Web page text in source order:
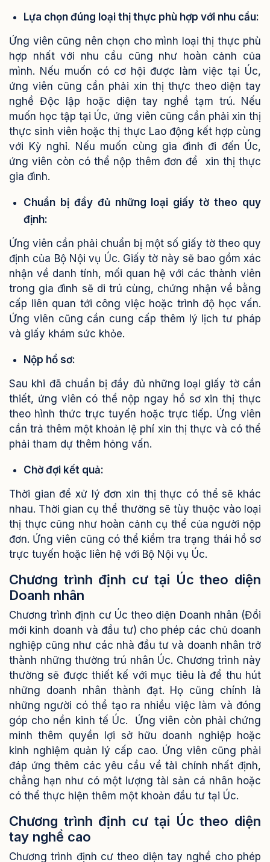
Lựa chọn đúng loại thị thực phù hợp với nhu cầu:
Ứng viên cũng nên chọn cho mình loại thị thực phù
hợp nhất với nhu cầu cũng như hoàn cảnh của
mình. Nếu muốn có cơ hội được làm việc tại Úc,
ứng viên cũng cần phải xin thị thực theo diện tay
nghề Độc lập hoặc diện tay nghề tạm trú. Nếu
muốn học tập tại Úc, ứng viên cũng cần phải xin thị
thực sinh viên hoặc thị thực Lao động kết hợp cùng
với Kỳ nghỉ. Nếu muốn cùng gia đình đi đến Úc,
ứng viên còn có thể nộp thêm đơn để xin thị thực
gia đình.
Chuẩn bị đầy đủ những loại giấy tờ theo quy
định:
Ứng viên cần phải chuẩn bị một số giấy tờ theo quy
định của Bộ Nội vụ Úc. Giấy tờ này sẽ bao gồm xác
nhận về danh tính, mối quan hệ với các thành viên
trong gia đình sẽ di trú cùng, chứng nhận về bằng
cấp liên quan tới công việc hoặc trình độ học vấn.
Ứng viên cũng cần cung cấp thêm lý lịch tư pháp
và giấy khám sức khỏe.
Nộp hồ sơ:
Sau khi đã chuẩn bị đầy đủ những loại giấy tờ cần
thiết, ứng viên có thể nộp ngay hồ sơ xin thị thực
theo hình thức trực tuyến hoặc trực tiếp. Ứng viên
cần trả thêm một khoản lệ phí xin thị thực và có thể
phải tham dự thêm hỏng vấn.
Chờ đợi kết quả:
Thời gian để xử lý đơn xin thị thực có thể sẽ khác
nhau. Thời gian cụ thể thường sẽ tùy thuộc vào loại
thị thực cũng như hoàn cảnh cụ thể của người nộp
đơn. Ứng viên cũng có thể kiểm tra trạng thái hồ sơ
trực tuyến hoặc liên hệ với Bộ Nội vụ Úc.
Chương trình định cư tại Úc theo diện
Doanh nhân
Chương trình định cư Úc theo diện Doanh nhân (Đổi
mới kinh doanh và đầu tư) cho phép các chủ doanh
nghiệp cũng như các nhà đầu tư và doanh nhân trở
thành những thường trú nhân Úc. Chương trình này
thường sẽ được thiết kế với mục tiêu là để thu hút
những doanh nhân thành đạt. Họ cũng chính là
những người có thể tạo ra nhiều việc làm và đóng
góp cho nền kinh tế Úc.
Ứng viên còn phải chứng
minh thêm quyền lợi sở hữu doanh nghiệp hoặc
kinh nghiệm quản lý cấp cao. Ứng viên cũng phải
đáp ứng thêm các yêu cầu về tài chính nhất định,
chẳng hạn như có một lượng tài sản cá nhân hoặc
có thể thực hiện thêm một khoản đầu tư tại Úc.
Chương trình định cư tại Úc theo diện
tay nghề cao
Chương trình định cư theo diện tay nghề cho phép